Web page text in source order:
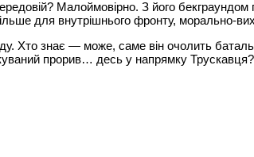
Малоймовірно. З його бекграундом
для внутрішнього фронту, морально-
Хто знає — може, саме він очолить
прорив… десь у напрямку Трускавця?